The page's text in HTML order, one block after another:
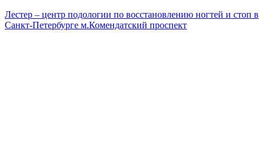
Лестер – центр подологии по восстановлению ногтей и стоп в
Санкт-Петербурге м.Комендатский проспект